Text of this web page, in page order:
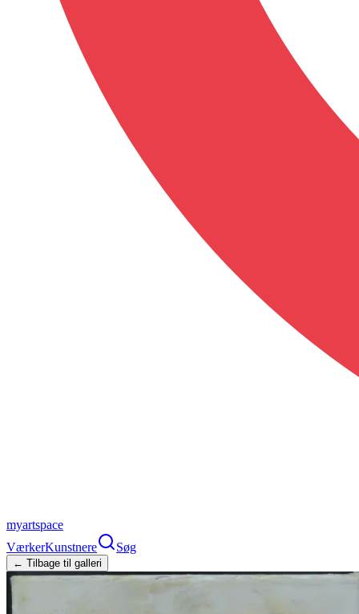
myartspace
VærkerKunstnere Søg
← Tilbage til galleri